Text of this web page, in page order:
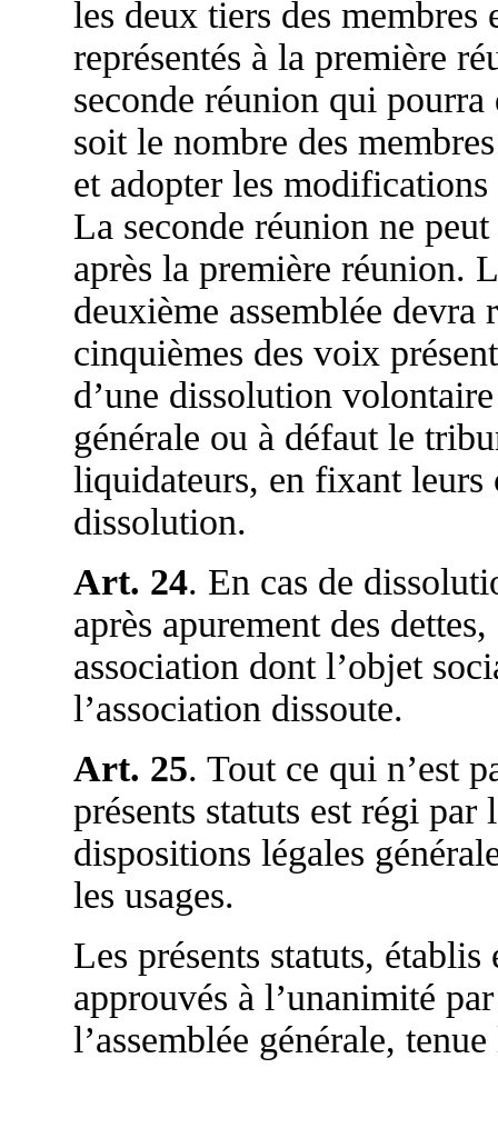
les deux tiers des membres
représentés à la première
seconde réunion qui
soit le nombre des
et adopter les
La seconde réunion ne
après la première réunion.
deuxième assemblée
cinquièmes des voix
d’une dissolution
générale ou à défaut le
liquidateurs, en fixant leurs
dissolution.
Art. 24. En cas de
après apurement des
association dont l’objet
l’association dissoute.
Art. 25. Tout ce qui n’est
présents statuts est régi
dispositions légales
les usages.
Les présents statuts,
approuvés à l’unanimité
l’assemblée générale,